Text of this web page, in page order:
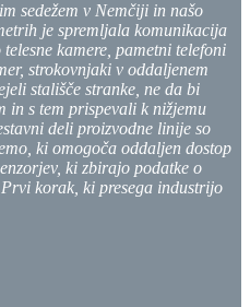
sedežem v Nemčiji in našo
je spremljala komunikacija
kamere, pametni telefoni
strokovnjaki v oddaljenem
stališče stranke, ne da bi
in s tem prispevali k nižjemu
deli proizvodne linije so
ki omogoča oddaljen dostop
ki zbirajo podatke o
korak, ki presega industrijo